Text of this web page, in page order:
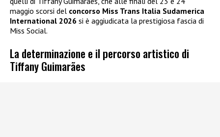
maggio scorsi del concorso Miss Trans Italia Sudamerica
International 2026 si è aggiudicata la prestigiosa fascia di
Miss Social.
La determinazione e il percorso artistico di
Tiffany Guimarães